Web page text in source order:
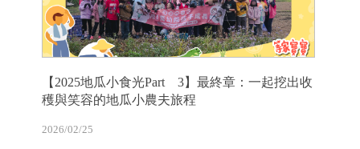
【2025地瓜小食光Part 3】最終章：一起挖出收
穫與笑容的地瓜小農夫旅程
2026/02/25